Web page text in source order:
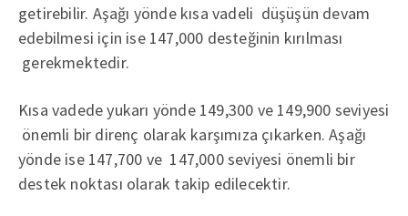
getirebilir. Aşağı yönde kısa vadeli düşüşün devam
edebilmesi için ise 147,000 desteğinin kırılması
gerekmektedir.
Kısa vadede yukarı yönde 149,300 ve 149,900 seviyesi
önemli bir direnç olarak karşımıza çıkarken. Aşağı
yönde ise 147,700 ve 147,000 seviyesi önemli bir
destek noktası olarak takip edilecektir.